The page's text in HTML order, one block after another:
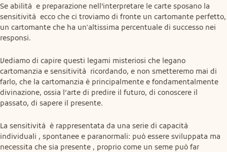
Se abilità  e preparazione nell’interpretare le carte sposano la
sensitività  ecco che ci troviamo di fronte un cartomante perfetto,
un cartomante che ha un'altissima percentuale di successo nei
responsi.
Vediamo di capire questi legami misteriosi che legano
cartomanzia e sensitività  ricordando, e non smetteremo mai di
farlo, che la cartomanzia è principalmente e fondamentalmente
divinazione, ossia l’arte di predire il futuro, di conoscere il
passato, di sapere il presente.
La sensitività  è rappresentata da una serie di capacità
individuali , spontanee e paranormali: può essere sviluppata ma
necessita che sia presente , proprio come un seme può far